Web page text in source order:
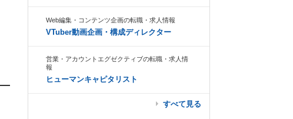
Web編集・コンテンツ企画の転職・求人情報
VTuber動画企画・構成ディレクター
営業・アカウントエグゼクティブの転職・求人情
報
ヒューマンキャピタリスト
すべて見る